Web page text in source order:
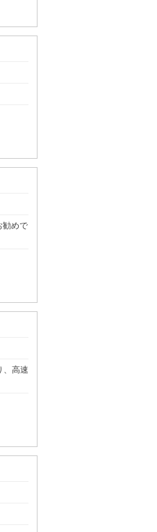
勧めで
、高速